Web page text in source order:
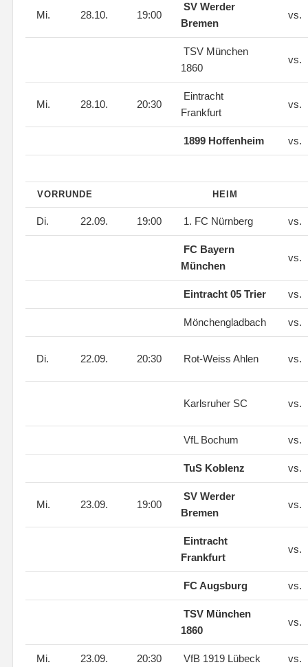
Mi. 28.10. 19:00
SV Werder
Bremen
vs.
TSV München
1860
vs.
Mi. 28.10. 20:30
Eintracht
Frankfurt
vs.
1899 Hoffenheim vs.
VORRUNDE HEIM
Di. 22.09. 19:00 1. FC Nürnberg vs.
FC Bayern
München
vs.
Eintracht 05 Trier vs.
Mönchengladbach vs.
Di. 22.09. 20:30 Rot-Weiss Ahlen vs.
Karlsruher SC vs.
VfL Bochum vs.
TuS Koblenz vs.
Mi. 23.09. 19:00
SV Werder
Bremen
vs.
Eintracht
Frankfurt
vs.
FC Augsburg vs.
TSV München
1860
vs.
Mi. 23.09. 20:30 VfB 1919 Lübeck vs.